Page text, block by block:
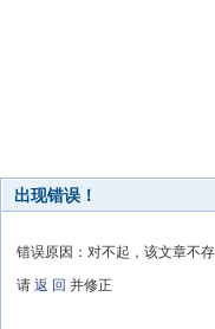
出现错误！
错误原因：对不起，该文章不存
请 返 回 并修正